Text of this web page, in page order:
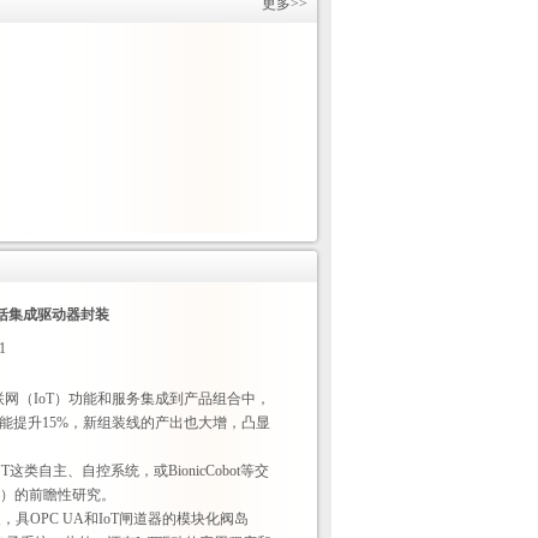
更多>>
集成驱动器封装
（IoT）功能和服务集成到产品组合中，
提升15%，新组装线的产出也大增，凸显
类自主、自控系统，或BionicCobot等交
的前瞻性研究。
OPC UA和IoT闸道器的模块化阀岛